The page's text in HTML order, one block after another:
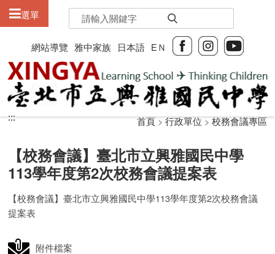
網站導覽 雅中家族 日本語 EＮ
選單
:::
:::
【校務會議】臺北市立興雅國民中學
113學年度第2次校務會議提案表
首頁>行政單位>校務會議專區
【校務會議】臺北市立興雅國民中學113學年度第2次校務會議
提案表
附件檔案